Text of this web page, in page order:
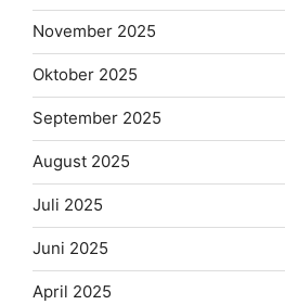
November 2025
Oktober 2025
September 2025
August 2025
Juli 2025
Juni 2025
April 2025